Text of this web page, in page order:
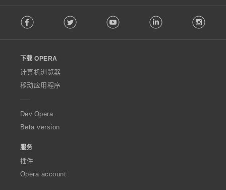
o
w
O
p
e
a
Facebook Twitter Youtube LinkedIn
下载 OPERA
计算机浏览器
移动应用程序
Dev.Opera
Beta version
服务
插件
Opera account